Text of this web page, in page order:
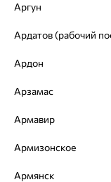
фианит,
Аргун
Ардон
Арзамас
Армавир
Армизонское
Армянск